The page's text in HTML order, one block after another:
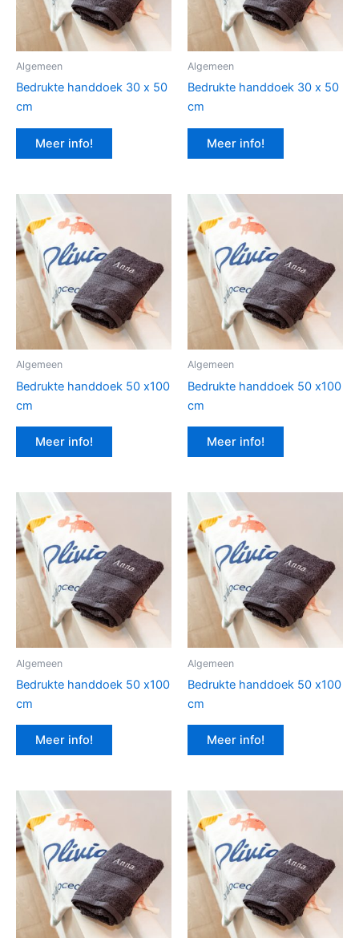
Algemeen
Bedrukte handdoek 30 x 50
cm
Meer info!
Algemeen
Bedrukte handdoek 30 x 50
cm
Meer info!
Algemeen
Bedrukte handdoek 50 x100
cm
Meer info!
Algemeen
Bedrukte handdoek 50 x100
cm
Meer info!
Algemeen
Bedrukte handdoek 50 x100
cm
Meer info!
Algemeen
Bedrukte handdoek 50 x100
cm
Meer info!